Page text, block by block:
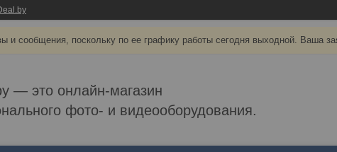
и сообщения, поскольку по ее графику работы сегодня выходной. Ваша
— это онлайн-магазин
фото- и видеооборудования.